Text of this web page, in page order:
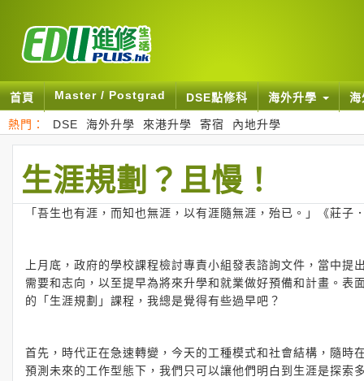
首頁 Master / Postgrad DSE點修科 海外升學
熱門： DSE 海外升學 來港升學 寄宿 內地升學
生涯規劃？且慢！
「吾生也有涯，而知也無涯，以有涯隨無涯，殆已。」《莊子
上月底，政府的學校課程檢討專責小組發表諮詢文件，當中
需要和志向，以至提早為將來升學和就業做好預備和計畫。
的「生涯規劃」課程，我總是覺得有些過早吧？
首先，時代正在急速轉變，今天的工種模式和社會結構，隨時
預測未來的工作型態下，我們只可以讓他們明白到生涯是探